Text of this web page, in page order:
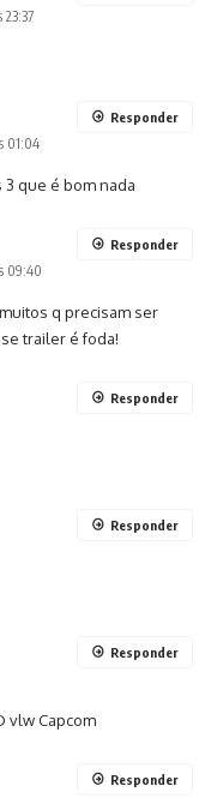
23:37
01:04
que é bom nada
Responder
09:40
q precisam ser
trailer é foda!
Responder
Responder
Responder
vlw Capcom
Responder
Responder